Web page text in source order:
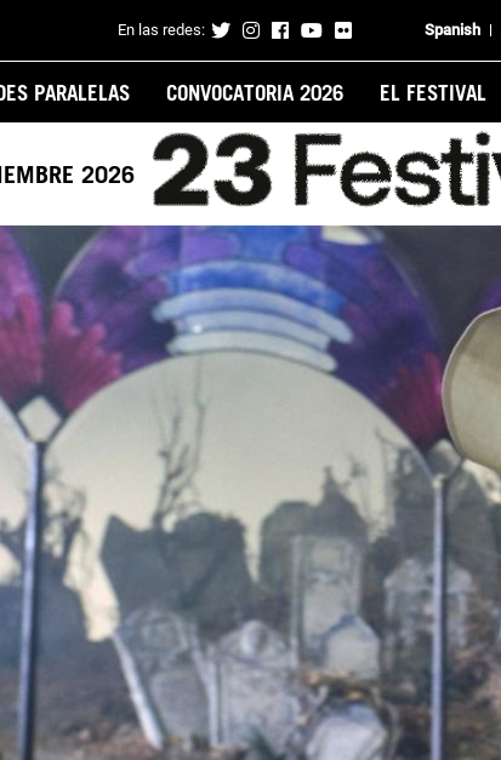
En las redes: Spanish
PARALELAS CONVOCATORIA 2026 EL FESTIVAL
2026